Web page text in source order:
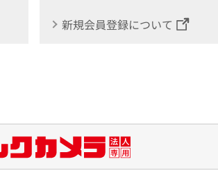
新規会員登録について